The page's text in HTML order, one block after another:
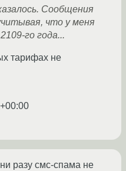
Сообщения
что у меня
го года...
тарифах не
разу смс-спама не